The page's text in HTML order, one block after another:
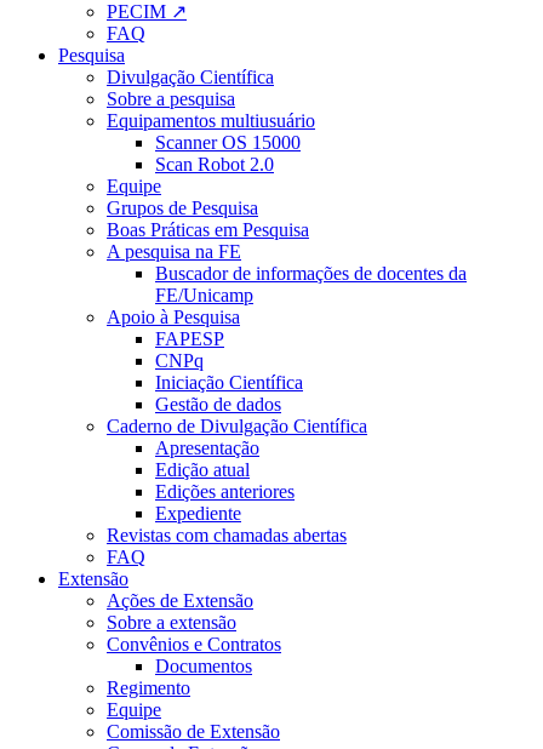
PECIM ↗
FAQ
Pesquisa
Divulgação Científica
Sobre a pesquisa
Equipamentos multiusuário
Scanner OS 15000
Scan Robot 2.0
Equipe
Grupos de Pesquisa
Boas Práticas em Pesquisa
A pesquisa na FE
Buscador de informações de docentes da
FE/Unicamp
Apoio à Pesquisa
FAPESP
CNPq
Iniciação Científica
Gestão de dados
Caderno de Divulgação Científica
Apresentação
Edição atual
Edições anteriores
Expediente
Revistas com chamadas abertas
FAQ
Extensão
Ações de Extensão
Sobre a extensão
Convênios e Contratos
Documentos
Regimento
Equipe
Comissão de Extensão